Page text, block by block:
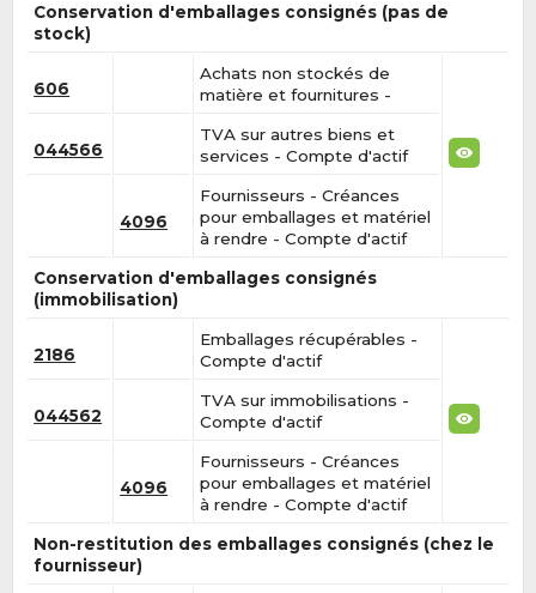
Conservation d'emballages consignés (pas de
stock)
606
Achats non stockés de
matière et fournitures -
044566
TVA sur autres biens et
services - Compte d'actif
4096
Fournisseurs - Créances
pour emballages et matériel
à rendre - Compte d'actif
Conservation d'emballages consignés
(immobilisation)
2186
Emballages récupérables -
Compte d'actif
044562
TVA sur immobilisations -
Compte d'actif
4096
Fournisseurs - Créances
pour emballages et matériel
à rendre - Compte d'actif
Non-restitution des emballages consignés (chez le
fournisseur)